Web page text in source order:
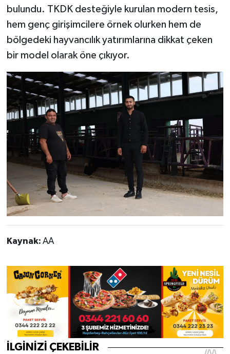
bulundu. TKDK desteğiyle kurulan modern tesis,
hem genç girişimcilere örnek olurken hem de
bölgedeki hayvancılık yatırımlarına dikkat çeken
bir model olarak öne çıkıyor.
Kaynak: AA